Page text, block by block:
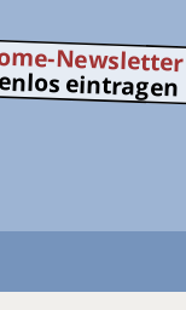
Newsletter
eintragen